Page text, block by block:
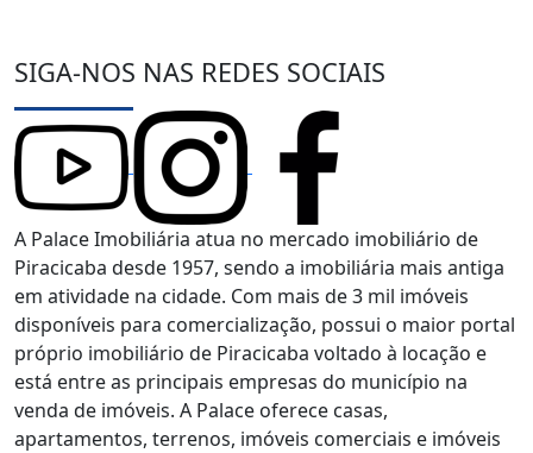
SIGA-NOS NAS REDES SOCIAIS
A Palace Imobiliária atua no mercado imobiliário de
Piracicaba desde 1957, sendo a imobiliária mais antiga
em atividade na cidade. Com mais de 3 mil imóveis
disponíveis para comercialização, possui o maior portal
próprio imobiliário de Piracicaba voltado à locação e
está entre as principais empresas do município na
venda de imóveis. A Palace oferece casas,
apartamentos, terrenos, imóveis comerciais e imóveis